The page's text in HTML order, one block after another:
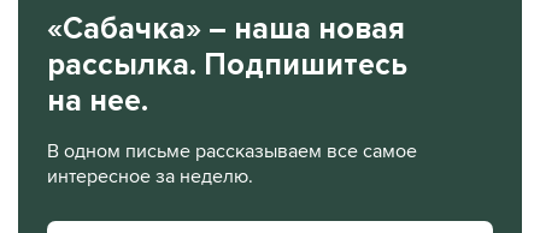
«Сабачка» – наша новая
рассылка. Подпишитесь
на нее.
В одном письме рассказываем все самое
интересное за неделю.